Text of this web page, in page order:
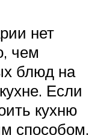
нет
чем
блюд на
Если
кухню
способом,